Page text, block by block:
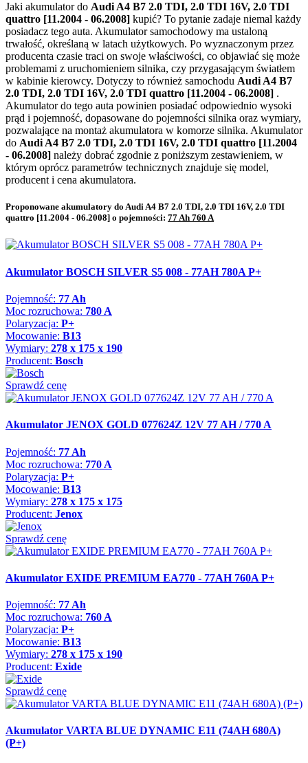
Jaki akumulator do Audi A4 B7 2.0 TDI, 2.0 TDI 16V, 2.0 TDI
quattro [11.2004 - 06.2008] kupić? To pytanie zadaje niemal każdy
posiadacz tego auta. Akumulator samochodowy ma ustaloną
trwałość, określaną w latach użytkowych. Po wyznaczonym przez
producenta czasie traci on swoje właściwości, co objawiać się może
problemami z uruchomieniem silnika, czy przygasającym światłem
w kabinie kierowcy. Dotyczy to również samochodu Audi A4 B7
2.0 TDI, 2.0 TDI 16V, 2.0 TDI quattro [11.2004 - 06.2008] .
Akumulator do tego auta powinien posiadać odpowiednio wysoki
prąd i pojemność, dopasowane do pojemności silnika oraz wymiary,
pozwalające na montaż akumulatora w komorze silnika. Akumulator
do Audi A4 B7 2.0 TDI, 2.0 TDI 16V, 2.0 TDI quattro [11.2004
- 06.2008] należy dobrać zgodnie z poniższym zestawieniem, w
którym oprócz parametrów technicznych znajduje się model,
producent i cena akumulatora.
Proponowane akumulatory do Audi A4 B7 2.0 TDI, 2.0 TDI 16V, 2.0 TDI
quattro [11.2004 - 06.2008] o pojemności: 77 Ah 760 A
Akumulator BOSCH SILVER S5 008 - 77AH 780A P+
Pojemność: 77 Ah
Moc rozruchowa: 780 A
Polaryzacja: P+
Mocowanie: B13
Wymiary: 278 x 175 x 190
Producent: Bosch
Sprawdź cenę
Akumulator JENOX GOLD 077624Z 12V 77 AH / 770 A
Pojemność: 77 Ah
Moc rozruchowa: 770 A
Polaryzacja: P+
Mocowanie: B13
Wymiary: 278 x 175 x 175
Producent: Jenox
Sprawdź cenę
Akumulator EXIDE PREMIUM EA770 - 77AH 760A P+
Pojemność: 77 Ah
Moc rozruchowa: 760 A
Polaryzacja: P+
Mocowanie: B13
Wymiary: 278 x 175 x 190
Producent: Exide
Sprawdź cenę
Akumulator VARTA BLUE DYNAMIC E11 (74AH 680A)
(P+)